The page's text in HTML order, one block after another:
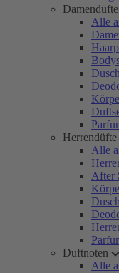
Damendüfte
Alle
Herrendüfte
Alle
After
Duftnoten
Alle